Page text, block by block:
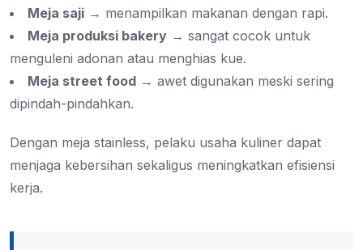
Meja saji → menampilkan makanan dengan rapi.
Meja produksi bakery → sangat cocok untuk
menguleni adonan atau menghias kue.
Meja street food → awet digunakan meski sering
dipindah-pindahkan.
Dengan meja stainless, pelaku usaha kuliner dapat
menjaga kebersihan sekaligus meningkatkan efisiensi
kerja.